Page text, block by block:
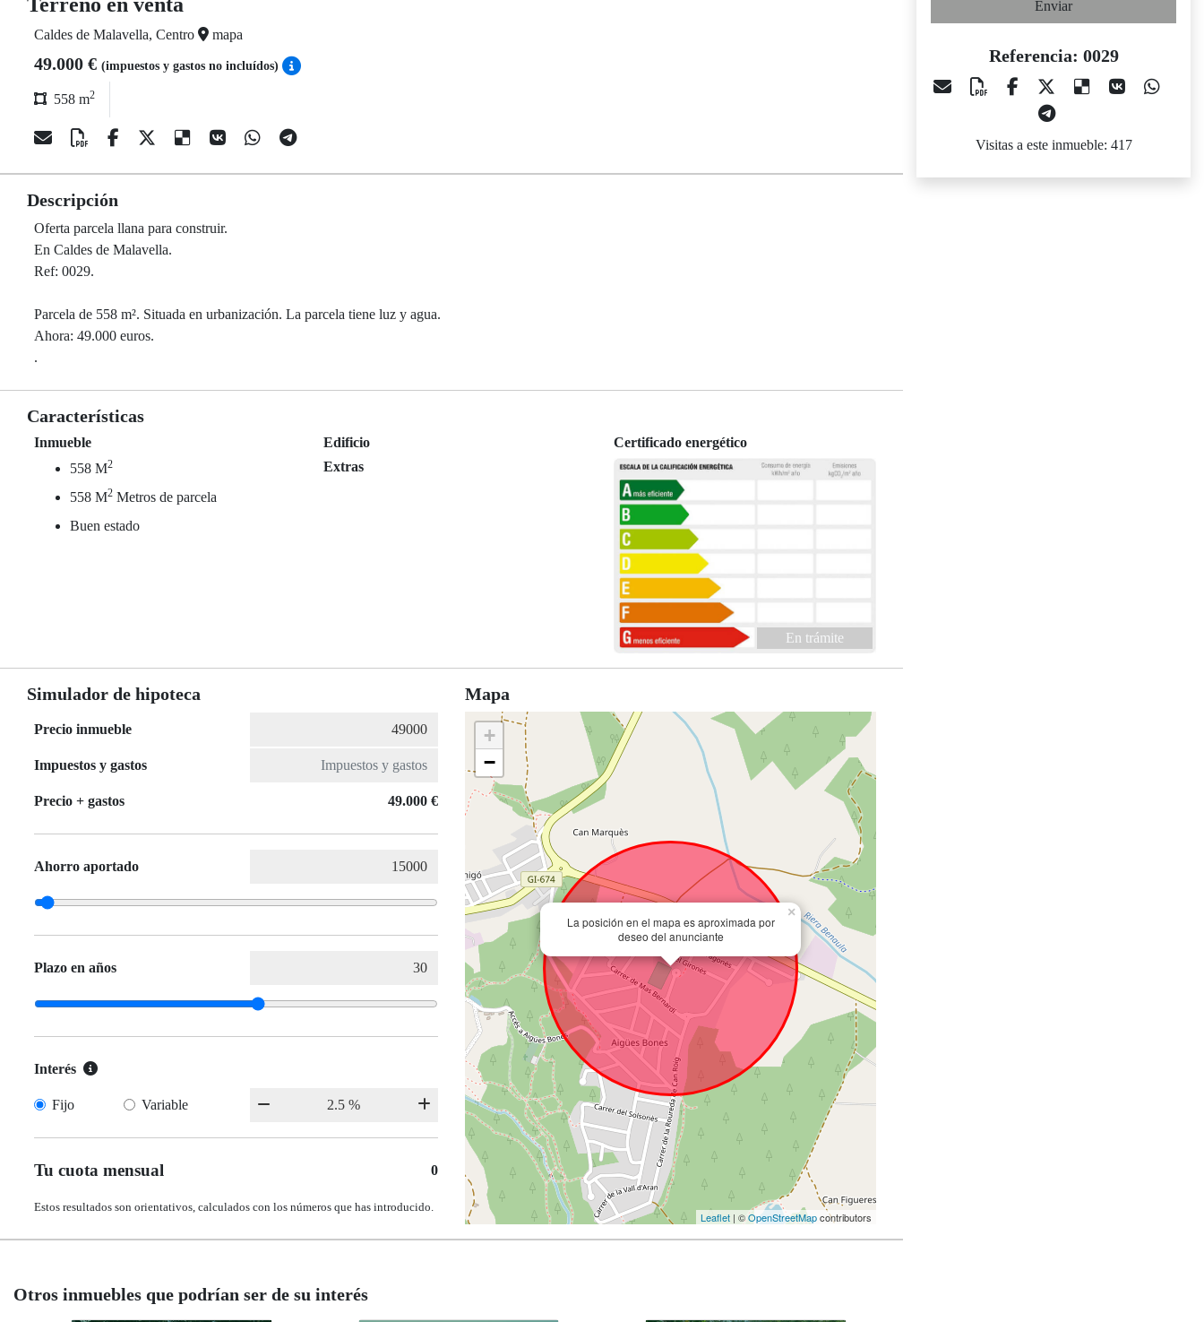
Caldes de Malavella, Centro mapa
49.000 € (impuestos y gastos no incluídos)
558 m2
Descripción
Oferta parcela llana para construir.
En Caldes de Malavella.
Ref: 0029.
Parcela de 558 m². Situada en urbanización. La parcela tiene luz y agua.
Ahora: 49.000 euros.
.
Características
Inmueble
558 M2
558 M2 Metros de parcela
Buen estado
Edificio
Extras
Certificado energético
En trámite
Simulador de hipoteca
Precio inmueble
Impuestos y gastos
Precio + gastos 49.000 €
Ahorro aportado
Plazo en años
Interés
Fijo Variable
Tu cuota mensual 0
Estos resultados son orientativos, calculados con los números que has introducido.
Mapa
La posición en el mapa es aproximada por
deseo del anunciante
×
+
−
Leaflet | ©OpenStreetMapcontributors
Enviar
Referencia: 0029
Visitas a este inmueble: 417
Otros inmuebles que podrían ser de su interés